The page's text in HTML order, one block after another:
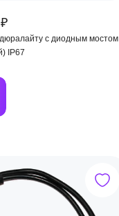
с диодным мостом
IP67